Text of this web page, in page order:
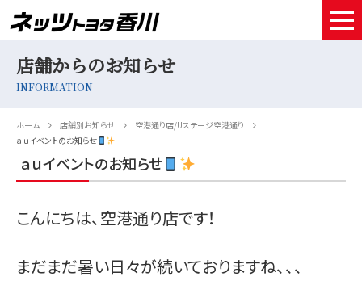
中古車情報
店舗情報
サービスメンテナンス
店舗からのお知らせ
INFORMATION
ホーム 店舗別お知らせ
空港通り店/Uステージ空港通り
ａｕイベントのお知らせ
ａｕイベントのお知らせ
こんにちは、空港通り店です！
まだまだ暑い日々が続いておりますね、、、